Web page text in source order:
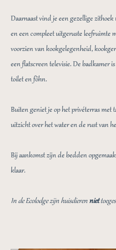
Daarnaast vind je een gezellige
en een compleet uitgeruste leefruimte
voorzien van kookgelegenheid,
een flatscreen televisie. De badkamer
toilet en föhn.
Buiten geniet je op het privéterras met
uitzicht over het water en de rust van
Bij aankomst zijn de bedden
klaar.
In de Ecolodge zijn huisdieren niet